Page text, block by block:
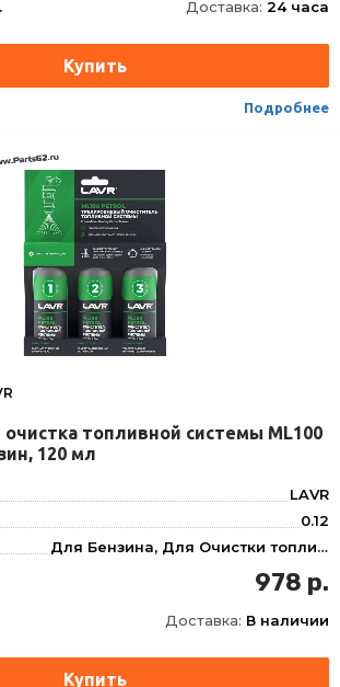
Доставка: 24 часа
Подробнее
топливной системы ML100
120 мл
LAVR
0.12
Для Бензина, Для Очистки топливной системы
120 мл
170
40
978 р.
Доставка: В наличии